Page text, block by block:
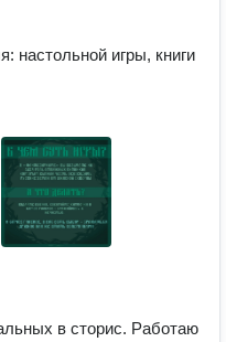
настольной игры, книги
в сторис. Работаю